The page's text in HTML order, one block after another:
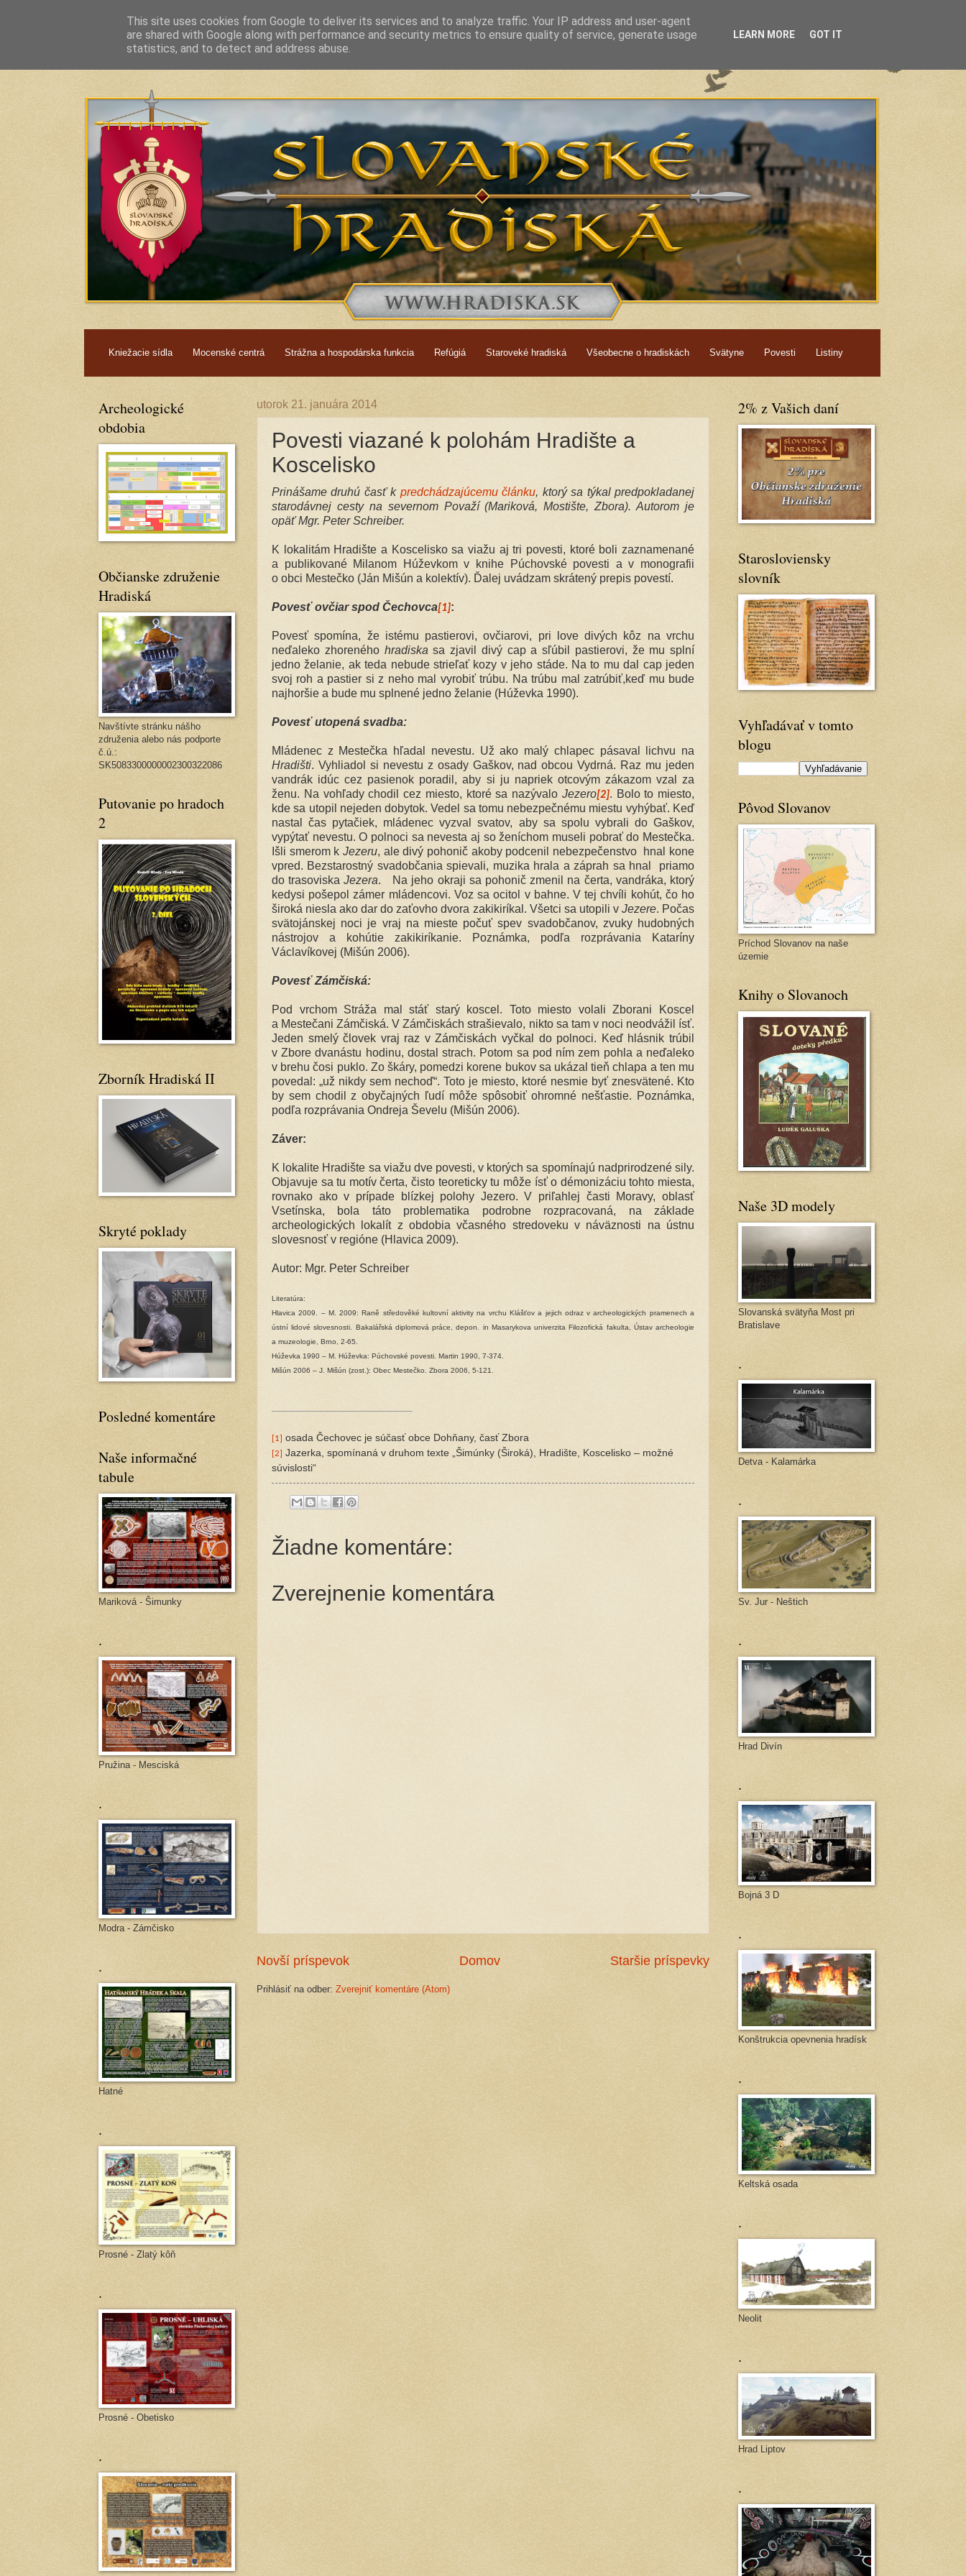
Slavic Hillforts and Fortified Settlements in Slovakia and related countries from 7th to 10th Century
Kniežacie sídla
Mocenské centrá Strážna a hospodárska funkcia Refúgiá Staroveké hradiská Všeobecne o hradiskách Svätyne Povesti Listiny
utorok 21. januára 2014
Povesti viazané k polohám Hradište a
Koscelisko
Prinášame druhú časť k predchádzajúcemu článku, ktorý sa týkal predpokladanej
starodávnej cesty na severnom Považí (Mariková, Mostište, Zbora). Autorom je
opäť Mgr. Peter Schreiber.
K lokalitám Hradište a Koscelisko sa viažu aj tri povesti, ktoré boli zaznamenané
a publikované Milanom Húževkom v knihe Púchovské povesti a v monografii
o obci Mestečko (Ján Mišún a kolektív). Ďalej uvádzam skrátený prepis povestí.
Povesť ovčiar spod Čechovca[1]:
Povesť spomína, že istému pastierovi, ovčiarovi, pri love divých kôz na vrchu
neďaleko zhoreného hradiska sa zjavil divý cap a sľúbil pastierovi, že mu splní
jedno želanie, ak teda nebude strieľať kozy v jeho stáde. Na to mu dal cap jeden
svoj roh a pastier si z neho mal vyrobiť trúbu. Na trúbu mal zatrúbiť,keď mu bude
najhoršie a bude mu splnené jedno želanie (Húževka 1990).
Povesť utopená svadba:
Mládenec z Mestečka hľadal nevestu. Už ako malý chlapec pásaval lichvu na
Hradišti. Vyhliadol si nevestu z osady Gaškov, nad obcou Vydrná. Raz mu jeden
vandrák idúc cez pasienok poradil, aby si ju napriek otcovým zákazom vzal za
ženu. Na vohľady chodil cez miesto, ktoré sa nazývalo Jezero[2]. Bolo to miesto,
kde sa utopil nejeden dobytok. Vedel sa tomu nebezpečnému miestu vyhýbať. Keď
nastal čas pytačiek, mládenec vyzval svatov, aby sa spolu vybrali do Gaškov,
vypýtať nevestu. O polnoci sa nevesta aj so ženíchom museli pobrať do Mestečka.
Išli smerom k Jezeru, ale divý pohonič akoby podcenil nebezpečenstvo hnal kone
vpred. Bezstarostný svadobčania spievali, muzika hrala a záprah sa hnal priamo
do trasoviska Jezera. Na jeho okraji sa pohonič zmenil na čerta, vandráka, ktorý
kedysi pošepol zámer mládencovi. Voz sa ocitol v bahne. V tej chvíli kohút, čo ho
široká niesla ako dar do zaťovho dvora zakikiríkal. Všetci sa utopili vJezere. Počas
svätojánskej noci je vraj na mieste počuť spev svadobčanov, zvuky hudobných
nástrojov a kohútie zakikiríkanie. Poznámka, podľa rozprávania Kataríny
Václavíkovej (Mišún 2006).
Povesť Zámčiská:
Pod vrchom Stráža mal stáť starý koscel. Toto miesto volali Zborani Koscel
a Mestečani Zámčiská. V Zámčiskách strašievalo, nikto sa tam v noci neodvážil ísť.
Jeden smelý človek vraj raz v Zámčiskách vyčkal do polnoci. Keď hlásnik trúbil
v Zbore dvanástu hodinu, dostal strach. Potom sa pod ním zem pohla a neďaleko
v brehu čosi puklo. Zo škáry, pomedzi korene bukov sa ukázal tieň chlapa a ten mu
povedal: „už nikdy sem nechoď“. Toto je miesto, ktoré nesmie byť znesvätené. Kto
by sem chodil z obyčajných ľudí môže spôsobiť ohromné nešťastie. Poznámka,
podľa rozprávania Ondreja Ševelu (Mišún 2006).
Záver:
K lokalite Hradište sa viažu dve povesti, v ktorých sa spomínajú nadprirodzené sily.
Objavuje sa tu motív čerta, čisto teoreticky tu môže ísť o démonizáciu tohto miesta,
rovnako ako v prípade blízkej polohy Jezero. V priľahlej časti Moravy, oblasť
Vsetínska, bola táto problematika podrobne rozpracovaná, na základe
archeologických lokalít z obdobia včasného stredoveku v náväznosti na ústnu
slovesnosť v regióne (Hlavica 2009).
Autor: Mgr. Peter Schreiber
Literatúra:
Hlavica 2009. – M. 2009: Raně středověké kultovní aktivity na vrchu Klášťov a jejich odraz v archeologických pramenech a
ústní lidové slovesnosti.
Bakalářská diplomová práce, depon. in Masarykova univerzita Filozofická fakulta, Ústav archeologie
a muzeologie, Brno, 2-65.
Húževka 1990 – M. Húževka: Púchovské povesti. Martin 1990, 7-374.
Mišún 2006 – J. Mišún (zost.): Obec Mestečko. Zbora 2006, 5-121.
[1] osada Čechovec je súčasť obce Dohňany, časť Zbora
[2] Jazerka, spomínaná v druhom texte „Šimúnky (Široká), Hradište, Koscelisko – možné
súvislosti“
Žiadne komentáre:
Zverejnenie komentára
Novší príspevok Staršie príspevky
Domov
Prihlásiť na odber: Zverejniť komentáre (Atom)
Archeologické
obdobia
Občianske združenie
Hradiská
Navštívte stránku nášho
združenia alebo nás podporte
č.ú.:
SK5083300000002300322086
Putovanie po hradoch
2
Zborník Hradiská II
Skryté poklady
Posledné komentáre
Naše informačné
tabule
Mariková - Šimunky
.
Pružina - Mesciská
.
Modra - Zámčisko
.
Hatné
.
Prosné - Zlatý kôň
.
Prosné - Obetisko
.
2% z Vašich daní
Starosloviensky
slovník
Vyhľadávať v tomto
blogu
Pôvod Slovanov
Príchod Slovanov na naše
územie
Knihy o Slovanoch
Naše 3D modely
Slovanská svätyňa Most pri
Bratislave
.
Detva - Kalamárka
.
Sv. Jur - Neštich
.
Hrad Divín
.
Bojná 3 D
.
Konštrukcia opevnenia hradísk
.
Keltská osada
.
Neolit
.
Hrad Liptov
.
This site uses cookies from Google to deliver its services and to analyze traffic. Your IP address and user-agent
are shared with Google along with performance and security metrics to ensure quality of service, generate usage
statistics, and to detect and address abuse.
LEARN MORE GOT IT